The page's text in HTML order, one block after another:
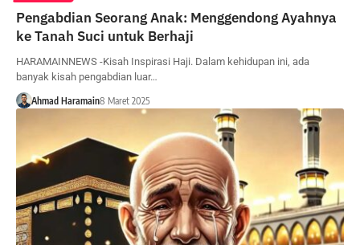
Pengabdian Seorang Anak: Menggendong Ayahnya
ke Tanah Suci untuk Berhaji
HARAMAINNEWS -Kisah Inspirasi Haji. Dalam kehidupan ini, ada
banyak kisah pengabdian luar…
Ahmad Haramain8 Maret 2025